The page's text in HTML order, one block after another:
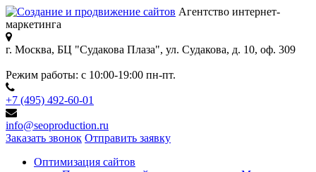
Агентство интернет-
маркетинга
г. Москва, БЦ "Судакова Плаза", ул. Судакова, д. 10, оф. 309
Режим работы: с 10:00-19:00 пн-пт.
+7 (495) 492-60-01
info@seoproduction.ru
Заказать звонок Отправить заявку
Оптимизация сайтов